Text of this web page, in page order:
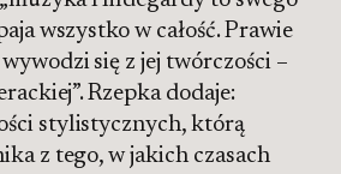
wszystko w całość. Prawie
się z jej twórczości –
Rzepka dodaje:
stylistycznych, którą
z tego, w jakich czasach